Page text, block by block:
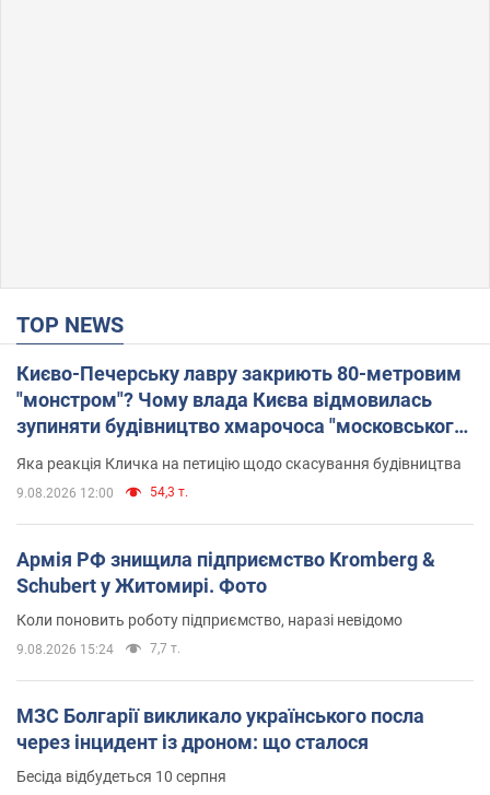
TOP NEWS
Києво-Печерську лавру закриють 80-метровим
"монстром"? Чому влада Києва відмовилась
зупиняти будівництво хмарочоса "московського
вірянина"
Яка реакція Кличка на петицію щодо скасування будівництва
9.08.2026 12:00 54,3 т.
Армія РФ знищила підприємство Kromberg &
Schubert у Житомирі. Фото
Коли поновить роботу підприємство, наразі невідомо
9.08.2026 15:24 7,7 т.
МЗС Болгарії викликало українського посла
через інцидент із дроном: що сталося
Бесіда відбудеться 10 серпня